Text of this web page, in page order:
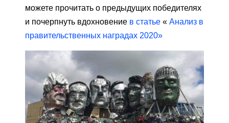
можете прочитать о предыдущих победителях
и почерпнуть вдохновение в статье « Анализ в
правительственных наградах 2020»